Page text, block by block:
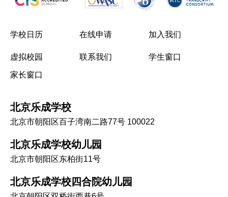
学校日历 在线申请 加入我们
虚拟校园 联系我们 学生窗口
家长窗口
北京乐成学校
北京市朝阳区百子湾南二路77号 100022
北京乐成学校幼儿园
北京市朝阳区东柏街11号
北京乐成学校四合院幼儿园